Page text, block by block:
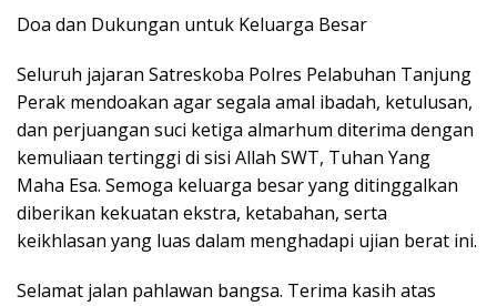
Doa dan Dukungan untuk Keluarga Besar
Seluruh jajaran Satreskoba Polres Pelabuhan Tanjung
Perak mendoakan agar segala amal ibadah, ketulusan,
dan perjuangan suci ketiga almarhum diterima dengan
kemuliaan tertinggi di sisi Allah SWT, Tuhan Yang
Maha Esa. Semoga keluarga besar yang ditinggalkan
diberikan kekuatan ekstra, ketabahan, serta
keikhlasan yang luas dalam menghadapi ujian berat ini.
Selamat jalan pahlawan bangsa. Terima kasih atas